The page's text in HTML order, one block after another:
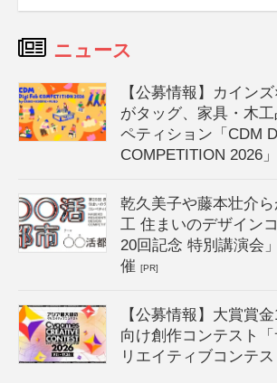
ニュース
【公募情報】カイン
がタッグ、家具・木
ペティション「CDM
COMPETITION 2026
乾久美子や藤本壮介
工 住まいのデザイン
20回記念 特別講演会
催[PR]
【公募情報】大賞賞
向け創作コンテスト
リエイティブコンテ